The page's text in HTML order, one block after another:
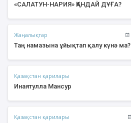
«САЛАТУН-НАРИЯ» ҚАНДАЙ ДҰҒА?
Жаңалықтар
Таң намазына ұйықтап қалу күнә ма?
Қазақстан қарилары
Инаятулла Мансур
Қазақстан қарилары